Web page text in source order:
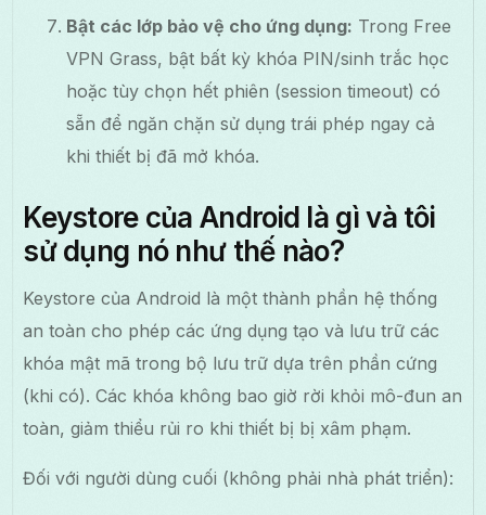
Bật các lớp bảo vệ cho ứng dụng: Trong Free
VPN Grass, bật bất kỳ khóa PIN/sinh trắc học
hoặc tùy chọn hết phiên (session timeout) có
sẵn để ngăn chặn sử dụng trái phép ngay cả
khi thiết bị đã mở khóa.
Keystore của Android là gì và tôi
sử dụng nó như thế nào?
Keystore của Android là một thành phần hệ thống
an toàn cho phép các ứng dụng tạo và lưu trữ các
khóa mật mã trong bộ lưu trữ dựa trên phần cứng
(khi có). Các khóa không bao giờ rời khỏi mô-đun an
toàn, giảm thiểu rủi ro khi thiết bị bị xâm phạm.
Đối với người dùng cuối (không phải nhà phát triển):